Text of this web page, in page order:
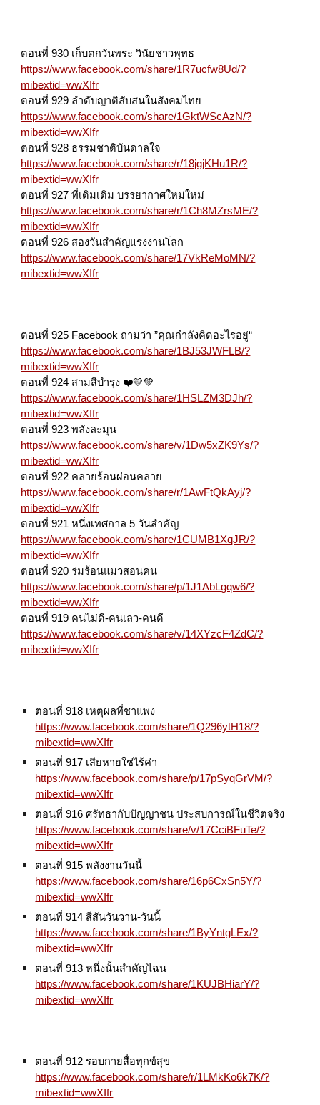
ตอนที่ 930 เก็บตกวันพระ วินัยชาวพุทธ
https://www.facebook.com/share/1R7ucfw8Ud/?
mibextid=wwXIfr
ตอนที่ 929 ลำดับญาติสับสนในสังคมไทย
https://www.facebook.com/share/1GktWScAzN/?
mibextid=wwXIfr
ตอนที่ 928 ธรรมชาติบันดาลใจ
https://www.facebook.com/share/r/18jgjKHu1R/?
mibextid=wwXIfr
ตอนที่ 927 ที่เดิมเดิม บรรยากาศใหม่ใหม่
https://www.facebook.com/share/r/1Ch8MZrsME/?
mibextid=wwXIfr
ตอนที่ 926 สองวันสำคัญแรงงานโลก
https://www.facebook.com/share/17VkReMoMN/?
mibextid=wwXIfr
ตอนที่ 925 Facebook ถามว่า ”คุณกำลังคิดอะไรอยู่“
https://www.facebook.com/share/1BJ53JWFLB/?
mibextid=wwXIfr
ตอนที่ 924 สามสีบำรุง ❤️💛💚
https://www.facebook.com/share/1HSLZM3DJh/?
mibextid=wwXIfr
ตอนที่ 923 พลังละมุน
https://www.facebook.com/share/v/1Dw5xZK9Ys/?
mibextid=wwXIfr
ตอนที่ 922 คลายร้อนผ่อนคลาย
https://www.facebook.com/share/r/1AwFtQkAyj/?
mibextid=wwXIfr
ตอนที่ 921 หนึ่งเทศกาล 5 วันสำคัญ
https://www.facebook.com/share/1CUMB1XqJR/?
mibextid=wwXIfr
ตอนที่ 920 ร่มร้อนแมวสอนคน
https://www.facebook.com/share/p/1J1AbLgqw6/?
mibextid=wwXIfr
ตอนที่ 919 คนไม่ดี-คนเลว-คนดี
https://www.facebook.com/share/v/14XYzcF4ZdC/?
mibextid=wwXIfr
ตอนที่ 918 เหตุผลที่ชาแพง
https://www.facebook.com/share/1Q296ytH18/?
mibextid=wwXIfr
ตอนที่ 917 เสียหายใช่ไร้ค่า
https://www.facebook.com/share/p/17pSyqGrVM/?
mibextid=wwXIfr
ตอนที่ 916 ศรัทธากับปัญญาชน ประสบการณ์ในชีวิตจริง
https://www.facebook.com/share/v/17CciBFuTe/?
mibextid=wwXIfr
ตอนที่ 915 พลังงานวันนี้
https://www.facebook.com/share/16p6CxSn5Y/?
mibextid=wwXIfr
ตอนที่ 914 สีสันวันวาน-วันนี้
https://www.facebook.com/share/1ByYntgLEx/?
mibextid=wwXIfr
ตอนที่ 913 หนึ่งนั้นสำคัญไฉน
https://www.facebook.com/share/1KUJBHiarY/?
mibextid=wwXIfr
ตอนที่ 912 รอบกายสื่อทุกข์สุข
https://www.facebook.com/share/r/1LMkKo6k7K/?
mibextid=wwXIfr